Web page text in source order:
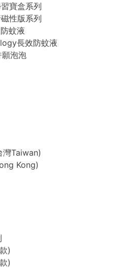
寶盒系列
性版系列
蚊液
長效防蚊液
泡泡
灣Taiwan)
Kong)
)
)